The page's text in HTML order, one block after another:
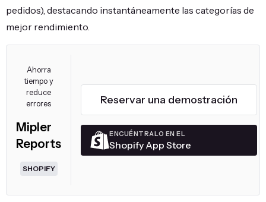
pedidos), destacando instantáneamente las categorías de
mejor rendimiento.
Ahorra
tiempo y
reduce
errores
Mipler
Reports
SHOPIFY
Reservar una demostración
ENCUÉNTRALO EN EL
Shopify App Store